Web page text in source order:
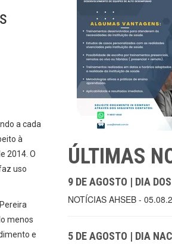
a cada
à
2014. O
uso
menos
e
ÚLTIMAS
9 DE AGOSTO | DIA
NOTÍCIAS AHSEB -
5 DE AGOSTO | DIA